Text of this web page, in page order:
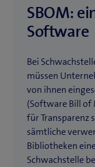
SBOM:
Software
Bei
müssen
von ihnen
(Software Bill of
für Transparenz
sämtliche
Bibliotheken
Schwachstelle